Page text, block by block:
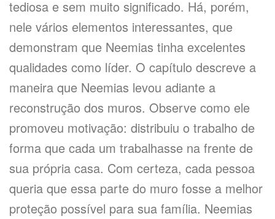
tediosa e sem muito significado. Há, porém,
nele vários elementos interessantes, que
demonstram que Neemias tinha excelentes
qualidades como líder. O capítulo descreve a
maneira que Neemias levou adiante a
reconstrução dos muros. Observe como ele
promoveu motivação: distribuiu o trabalho de
forma que cada um trabalhasse na frente de
sua própria casa. Com certeza, cada pessoa
queria que essa parte do muro fosse a melhor
proteção possível para sua família. Neemias